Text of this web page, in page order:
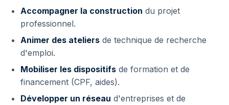
Accompagner la construction du projet
professionnel.
Animer des ateliers de technique de recherche
d'emploi.
Mobiliser les dispositifs de formation et de
financement (CPF, aides).
Développer un réseau d'entreprises et de